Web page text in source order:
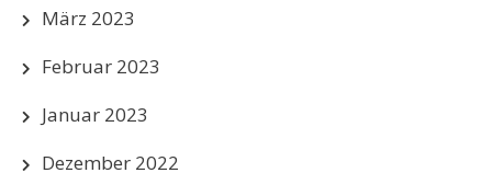
März 2023
Februar 2023
Januar 2023
Dezember 2022